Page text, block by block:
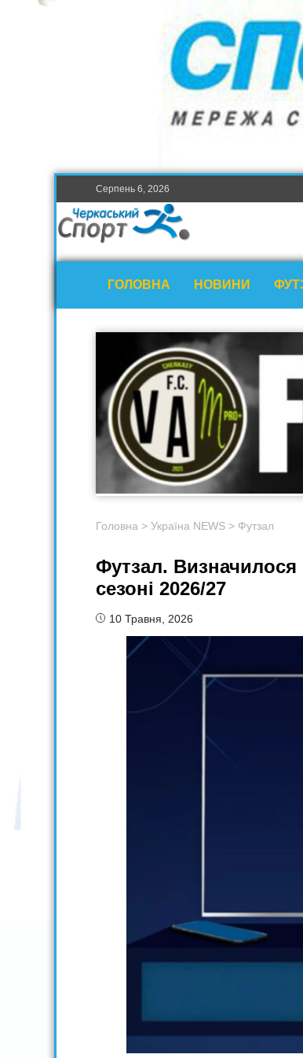
Серпень 6, 2026
ГОЛОВНА НОВИНИ
Головна > Україна NEWS > Футзал
Футзал. Визначилося
сезоні 2026/27
10 Травня, 2026